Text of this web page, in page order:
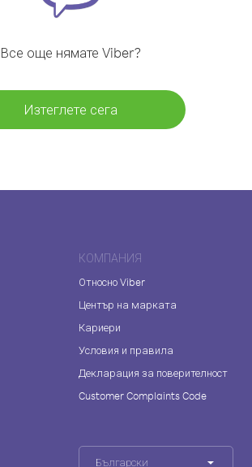
Все още нямате Viber?
Изтеглете сега
КОМПАНИЯ
Относно Viber
Център на марката
Кариери
Условия и правила
Декларация за поверителност
Customer Complaints Code
Български